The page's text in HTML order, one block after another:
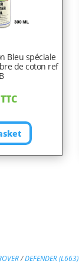
Bleu spéciale
de coton ref
TTC
/DEFENDER (L663)